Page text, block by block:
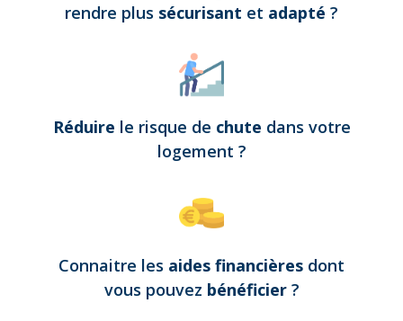
rendre plus sécurisant et adapté ?
Réduire le risque de chute dans votre
logement ?
Connaitre les aides financières dont
vous pouvez bénéficier ?